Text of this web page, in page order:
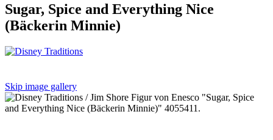
Sugar, Spice and Everything Nice
(Bäckerin Minnie)
Skip image gallery